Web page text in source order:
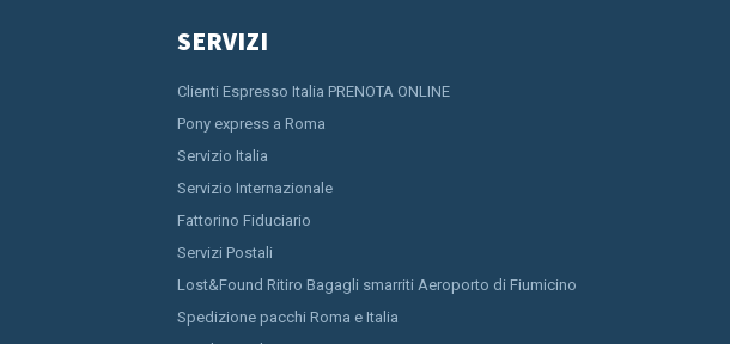
SERVIZI
Clienti Espresso Italia PRENOTA ONLINE
Pony express a Roma
Servizio Italia
Servizio Internazionale
Fattorino Fiduciario
Servizi Postali
Lost&Found Ritiro Bagagli smarriti Aeroporto di Fiumicino
Spedizione pacchi Roma e Italia